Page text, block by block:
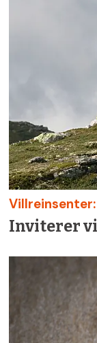
Villreinsenter:
Inviterer